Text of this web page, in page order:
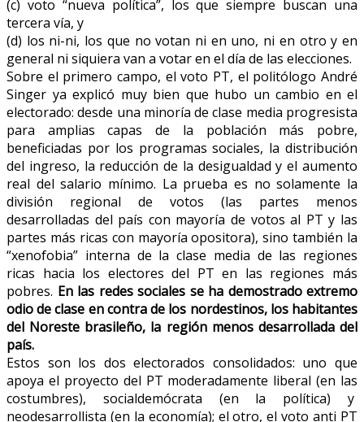
(c) voto “nueva política”, los que siempre buscan una
tercera vía, y
(d) los ni-ni, los que no votan ni en uno, ni en otro y en
general ni siquiera van a votar en el día de las elecciones.
Sobre el primero campo, el voto PT, el politólogo André
Singer ya explicó muy bien que hubo un cambio en el
electorado: desde una minoría de clase media progresista
para amplias capas de la población más pobre,
beneficiadas por los programas sociales, la distribución
del ingreso, la reducción de la desigualdad y el aumento
real del salario mínimo. La prueba es no solamente la
división regional de votos (las partes menos
desarrolladas del país con mayoría de votos al PT y las
partes más ricas con mayoría opositora), sino también la
“xenofobia” interna de la clase media de las regiones
ricas hacia los electores del PT en las regiones más
pobres. En las redes sociales se ha demostrado extremo
odio de clase en contra de los nordestinos, los habitantes
del Noreste brasileño, la región menos desarrollada del
país.
Estos son los dos electorados consolidados: uno que
apoya el proyecto del PT moderadamente liberal (en las
costumbres), socialdemócrata (en la política) y
neodesarrollista (en la economía); el otro, el voto anti PT